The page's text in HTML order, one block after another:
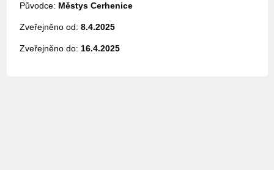
Původce: Městys Cerhenice
Zveřejněno od: 8.4.2025
Zveřejněno do: 16.4.2025